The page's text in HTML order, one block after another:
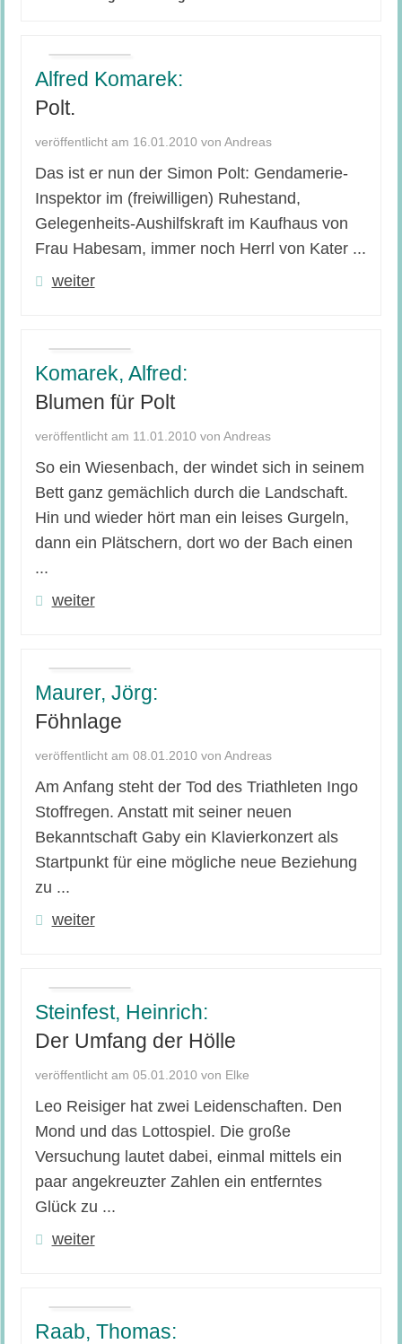
Alfred Komarek:
Polt.
veröffentlicht am 16.01.2010 von Andreas
Das ist er nun der Simon Polt: Gendamerie-
Inspektor im (freiwilligen) Ruhestand,
Gelegenheits-Aushilfskraft im Kaufhaus von
Frau Habesam, immer noch Herrl von Kater ...
weiter
Komarek, Alfred:
Blumen für Polt
veröffentlicht am 11.01.2010 von Andreas
So ein Wiesenbach, der windet sich in seinem
Bett ganz gemächlich durch die Landschaft.
Hin und wieder hört man ein leises Gurgeln,
dann ein Plätschern, dort wo der Bach einen
...
weiter
Maurer, Jörg:
Föhnlage
veröffentlicht am 08.01.2010 von Andreas
Am Anfang steht der Tod des Triathleten Ingo
Stoffregen. Anstatt mit seiner neuen
Bekanntschaft Gaby ein Klavierkonzert als
Startpunkt für eine mögliche neue Beziehung
zu ...
weiter
Steinfest, Heinrich:
Der Umfang der Hölle
veröffentlicht am 05.01.2010 von Elke
Leo Reisiger hat zwei Leidenschaften. Den
Mond und das Lottospiel. Die große
Versuchung lautet dabei, einmal mittels ein
paar angekreuzter Zahlen ein entferntes
Glück zu ...
weiter
Raab, Thomas: